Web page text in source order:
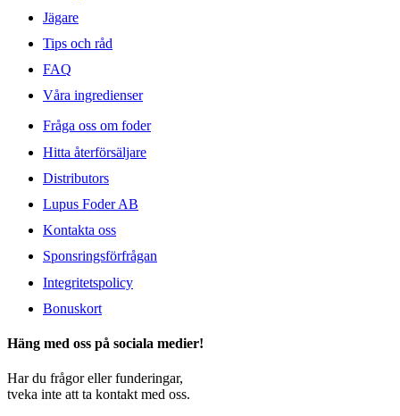
Jägare
Tips och råd
FAQ
Våra ingredienser
Fråga oss om foder
Hitta återförsäljare
Distributors
Lupus Foder AB
Kontakta oss
Sponsringsförfrågan
Integritetspolicy
Bonuskort
Häng med oss på sociala medier!
Har du frågor eller funderingar,
tveka inte att ta kontakt med oss.